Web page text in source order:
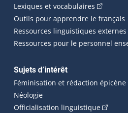
Lexiques et vocabulaires (Cet
Outils pour apprendre le français
Ressources linguistiques externes
Ressources pour le personnel
Sujets d’intérêt
Féminisation et rédaction épicène
Néologie
Officialisation linguistique(Cet